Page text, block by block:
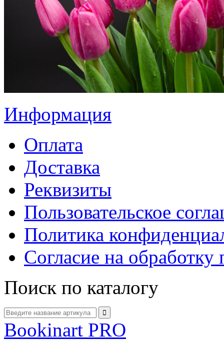
Информация
Оплата
Доставка
Реквизиты
Пользовательское
Политика
Согласие на
Поиск по каталогу
Bookinart PRO